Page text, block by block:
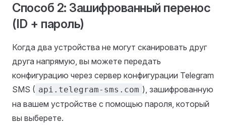
Способ 2: Зашифрованный перенос
(ID + пароль)
Когда два устройства не могут сканировать друг
друга напрямую, вы можете передать
конфигурацию через сервер конфигурации Telegram
SMS ( api.telegram-sms.com ), зашифрованную
на вашем устройстве с помощью пароля, который
вы выберете.